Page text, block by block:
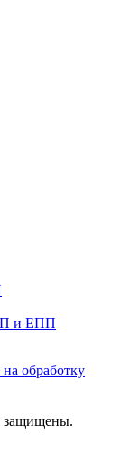
и ЕПП
обработку
защищены.